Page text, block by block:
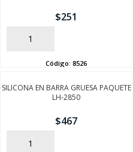
$251
AÑADIR
Código: 8526
SILICONA EN BARRA GRUESA PAQUETE
LH-2850
$467
AÑADIR